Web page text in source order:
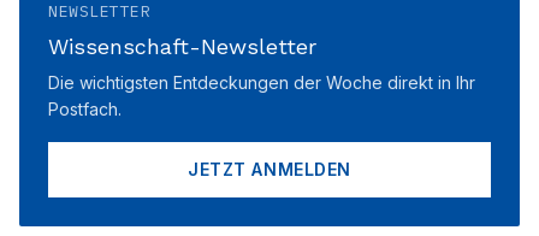
NEWSLETTER
Wissenschaft-Newsletter
Die wichtigsten Entdeckungen der Woche direkt in Ihr
Postfach.
JETZT ANMELDEN